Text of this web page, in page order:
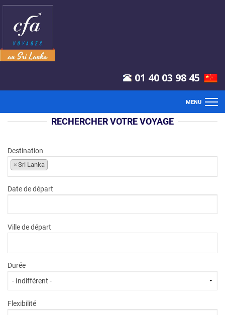
01 40 03 98 45
MENU
ACCUEIL
VOLS
SÉJOURS
CIRCUITS
RECHERCHER VOTRE VOYAGE
Destination
× Sri Lanka
Date de départ
Ville de départ
Durée
Flexibilité